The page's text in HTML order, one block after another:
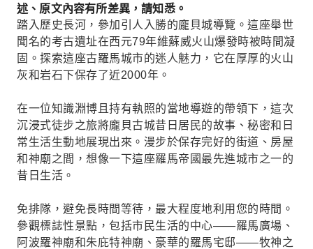
述、原文內容有所差異，請知悉。
踏入歷史長河，參加引人入勝的龐貝城導覽。這座舉世
聞名的考古遺址在西元79年維蘇威火山爆發時被時間凝
固。探索這座古羅馬城市的迷人魅力，它在厚厚的火山
灰和岩石下保存了近2000年。
在一位知識淵博且持有執照的當地導遊的帶領下，這次
沉浸式徒步之旅將龐貝古城昔日居民的故事、秘密和日
常生活生動地展現出來。漫步於保存完好的街道、房屋
和神廟之間，想像一下這座羅馬帝國最先進城市之一的
昔日生活。
免排隊，避免長時間等待，最大程度地利用您的時間。
參觀標誌性景點，包括市民生活的中心——羅馬廣場、
阿波羅神廟和朱庇特神廟、豪華的羅馬宅邸——牧神之